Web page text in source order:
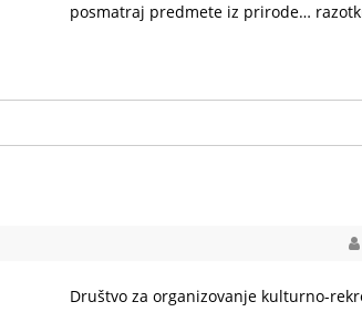
posmatraj predmete iz prirode…
Društvo za organizovanje kulturno-